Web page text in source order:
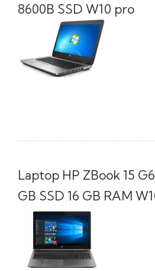
8600B SSD W10 pro
Laptop HP ZBook 15
GB SSD 16 GB RAM